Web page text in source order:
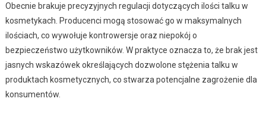
Obecnie brakuje precyzyjnych regulacji dotyczących ilości talku w
kosmetykach. Producenci mogą stosować go w maksymalnych
ilościach, co wywołuje kontrowersje oraz niepokój o
bezpieczeństwo użytkowników. W praktyce oznacza to, że brak jest
jasnych wskazówek określających dozwolone stężenia talku w
produktach kosmetycznych, co stwarza potencjalne zagrożenie dla
konsumentów.